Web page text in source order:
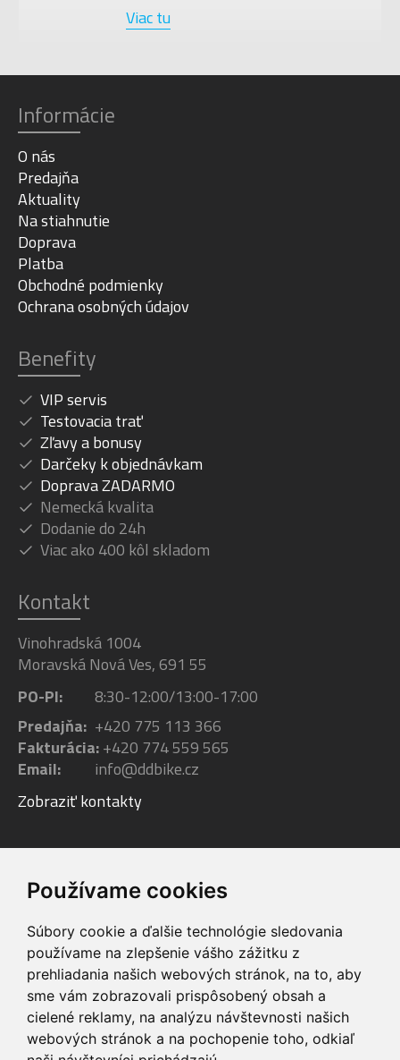
Používame cookies
Súbory cookie a ďalšie technológie sledovania
používame na zlepšenie vášho zážitku z
prehliadania našich webových stránok, na to, aby
sme vám zobrazovali prispôsobený obsah a
cielené reklamy, na analýzu návštevnosti našich
webových stránok a na pochopenie toho, odkiaľ
Viac tu
Informácie
O nás
Predajňa
Aktuality
Na stiahnutie
Doprava
Platba
Obchodné podmienky
Ochrana osobných údajov
Benefity
VIP servis
Testovacia trať
Zľavy a bonusy
Darčeky k objednávkam
Doprava ZADARMO
Nemecká kvalita
Dodanie do 24h
Viac ako 400 kôl skladom
Kontakt
Vinohradská 1004
Moravská Nová Ves, 691 55
PO-PI:
8:30-12:00/13:00-17:00
Predajňa: +420 775 113 366
Fakturácia:+420 774 559 565
Email:
info@ddbike.cz
Zobraziť kontakty
Facebook Instagram
VIP servis
na zakúpené
elektrobicykle
Testovacia trať
možnosť vyskúšať si
elektrobicykle